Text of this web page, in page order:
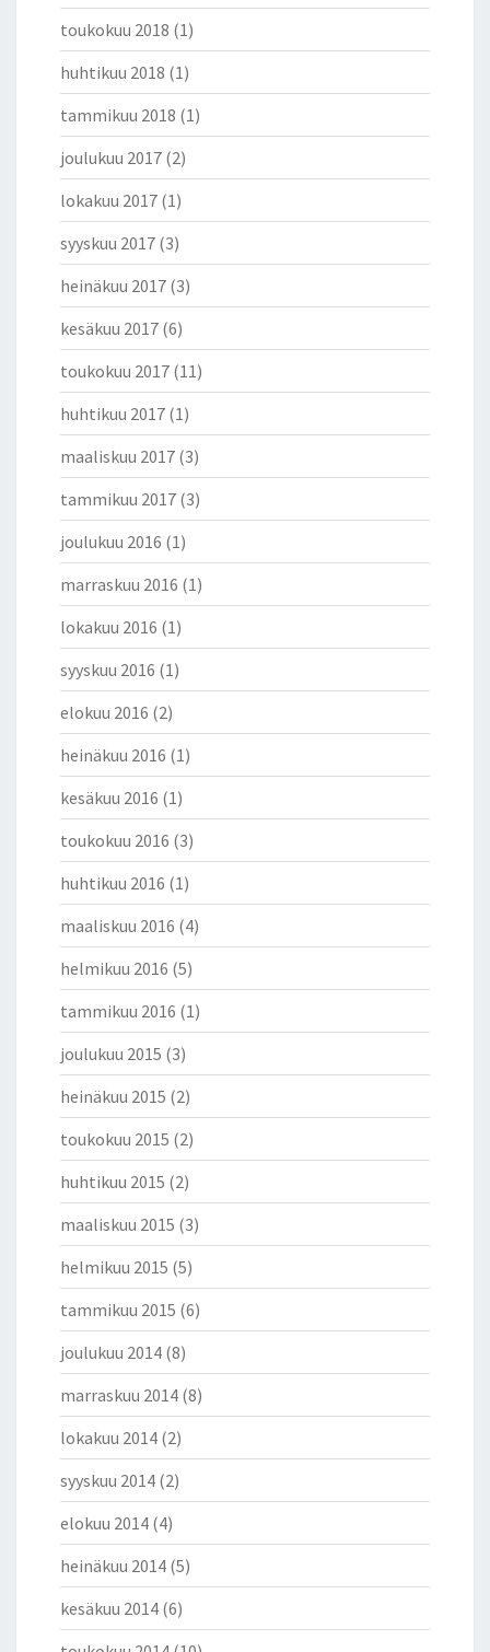
toukokuu 2018 (1)
huhtikuu 2018 (1)
tammikuu 2018 (1)
joulukuu 2017 (2)
lokakuu 2017 (1)
syyskuu 2017 (3)
heinäkuu 2017 (3)
kesäkuu 2017 (6)
toukokuu 2017 (11)
huhtikuu 2017 (1)
maaliskuu 2017 (3)
tammikuu 2017 (3)
joulukuu 2016 (1)
marraskuu 2016 (1)
lokakuu 2016 (1)
syyskuu 2016 (1)
elokuu 2016 (2)
heinäkuu 2016 (1)
kesäkuu 2016 (1)
toukokuu 2016 (3)
huhtikuu 2016 (1)
maaliskuu 2016 (4)
helmikuu 2016 (5)
tammikuu 2016 (1)
joulukuu 2015 (3)
heinäkuu 2015 (2)
toukokuu 2015 (2)
huhtikuu 2015 (2)
maaliskuu 2015 (3)
helmikuu 2015 (5)
tammikuu 2015 (6)
joulukuu 2014 (8)
marraskuu 2014 (8)
lokakuu 2014 (2)
syyskuu 2014 (2)
elokuu 2014 (4)
heinäkuu 2014 (5)
kesäkuu 2014 (6)